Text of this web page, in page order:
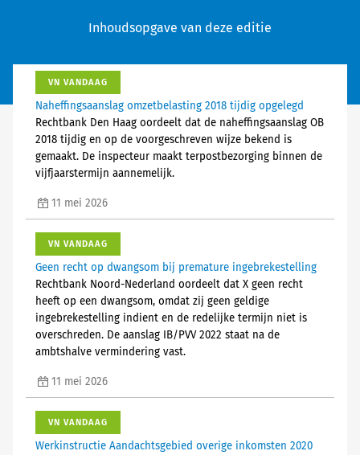
Inhoudsopgave van deze editie
VN VANDAAG
Naheffingsaanslag omzetbelasting 2018 tijdig opgelegd
Rechtbank Den Haag oordeelt dat de naheffingsaanslag OB
2018 tijdig en op de voorgeschreven wijze bekend is
gemaakt. De inspecteur maakt terpostbezorging binnen de
vijfjaarstermijn aannemelijk.
11 mei 2026
VN VANDAAG
Geen recht op dwangsom bij premature ingebrekestelling
Rechtbank Noord-Nederland oordeelt dat X geen recht
heeft op een dwangsom, omdat zij geen geldige
ingebrekestelling indient en de redelijke termijn niet is
overschreden. De aanslag IB/PVV 2022 staat na de
ambtshalve vermindering vast.
11 mei 2026
VN VANDAAG
Werkinstructie Aandachtsgebied overige inkomsten 2020